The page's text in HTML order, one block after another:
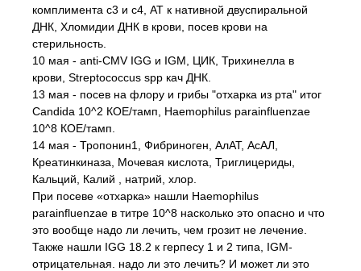
комплимента с3 и с4, АТ к нативной двуспиральной
ДНК, Хломидии ДНК в крови, посев крови на
стерильность.
10 мая - anti-CMV IGG и IGM, ЦИК, Трихинелла в
крови, Streptococcus spp кач ДНК.
13 мая - посев на флору и грибы "отхарка из рта" итог
Candida 10^2 КОЕ/тамп, Haemophilus parainfluenzae
10^8 КОЕ/тамп.
14 мая - Тропонин1, Фибриноген, АлАТ, АсАЛ,
Креатинкиназа, Мочевая кислота, Триглицериды,
Кальций, Калий , натрий, хлор.
При посеве «отхарка» нашли Haemophilus
parainfluenzae в титре 10^8 насколько это опасно и что
это вообще надо ли лечить, чем грозит не лечение.
Также нашли IGG 18.2 к герпесу 1 и 2 типа, IGM-
отрицательная. надо ли это лечить? И может ли это